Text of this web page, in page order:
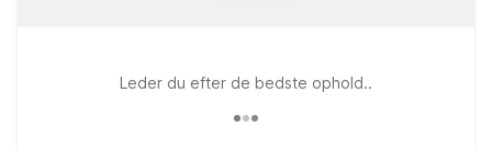
Leder du efter de bedste ophold..